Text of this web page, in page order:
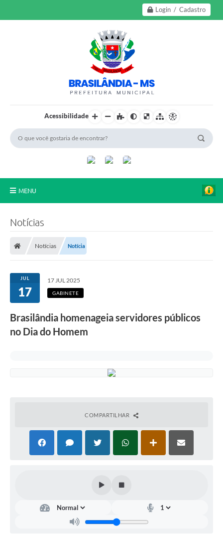
Login / Cadastro
Acessibilidade
MENU
Transparência
Câmara Municipal
e-SIC
Portal da Privacidade
PNAB (Política Nacional Aldir Blanc)
Notícias
Notícias Notícia
JUL
17
17 JUL 2025
GABINETE
Brasilândia homenageia servidores públicos
no Dia do Homem
COMPARTILHAR